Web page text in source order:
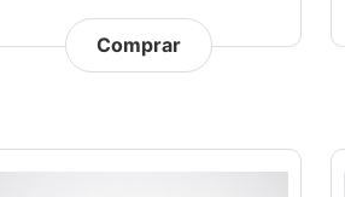
Comprar